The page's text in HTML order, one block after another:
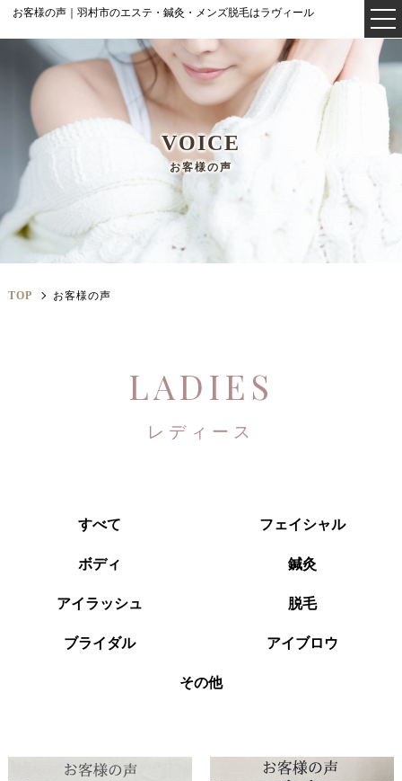
お客様の声｜羽村市のエステ・鍼灸・メンズ脱毛はラヴィール
VOICE
お客様の声
TOP お客様の声
LADIES
レディース
すべて フェイシャル
ボディ 鍼灸
アイラッシュ 脱毛
ブライダル アイブロウ
その他